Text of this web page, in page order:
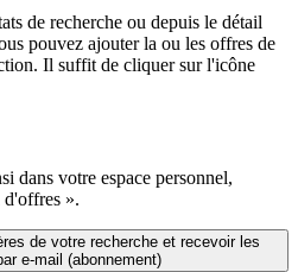
de recherche ou depuis le détail
pouvez ajouter la ou les offres de
Il suffit de cliquer sur l'icône
dans votre espace personnel,
».
de votre recherche et recevoir les
e-mail (abonnement)